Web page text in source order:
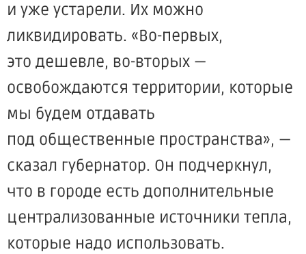
и уже устарели. Их можно
ликвидировать. «Во-первых,
это дешевле, во-вторых —
освобождаются территории, которые
мы будем отдавать
под общественные пространства», —
сказал губернатор. Он подчеркнул,
что в городе есть дополнительные
централизованные источники тепла,
которые надо использовать.